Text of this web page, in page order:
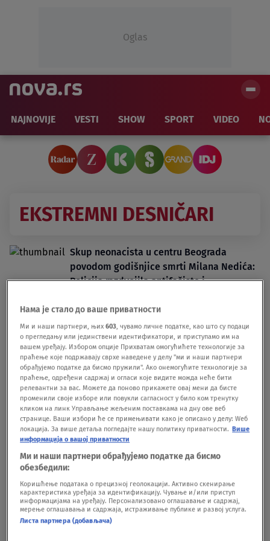
Oglas
NAJNOVIJE VESTI SHOW SPORT VIDEO
EKSTREMNI DESNIČARI
Skup neonacista u centru Beograda
povodom godišnjice smrti Milana Nedića:
Policija razdvojila antifašiste i
DRUŠTVO04.02.24. 2
Kolike su kazne za pozivanje na rušenje
Vlade i predsednika
HRONIKA16.02.23.
Oglas
Više javno tužilaštvo: Ozbiljna kršenja
Нама је стало до ваше приватности
Ми и наши партнери, њих603, чувамо личне податке, као што су подаци
о прегледању или јединствени идентификатори, и приступамо им на
вашем уређају. Избором опције Прихватам омогућићете технологије за
праћење које подржавају сврхе наведене у делу "ми и наши партнери
обрађујемо податке да бисмо пружили". Ако онемогућите технологије за
праћење, одређени садржај и огласи које видите можда неће бити
релевантни за вас. Можете да поново прикажете овај мени да бисте
променили своје изборе или повукли сагласност у било ком тренутку
кликом на линк Управљање жељеним поставкама на дну ове веб
странице. Ваши избори ће се примењивати како је описано у делу: Wеб
локација. За више детаља погледајте нашу политику приватности. Више
информација о вашој приватности
Ми и наши партнери обрађујемо податке да бисмо
обезбедили:
Коришћење података о прецизној геолокацији. Активно скенирање
карактеристика уређаја за идентификацију. Чување и/или приступ
информацијама на уређају. Персонализовано оглашавање и садржај,
мерење оглашавања и садржаја, истраживање публике и развој услуга.
Листа партнера (добављача)